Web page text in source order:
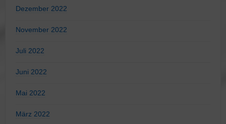
Dezember 2022
November 2022
Juli 2022
Juni 2022
Mai 2022
März 2022